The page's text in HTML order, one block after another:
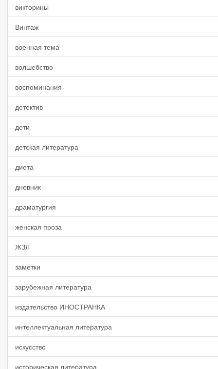
викторины
Винтаж
военная тема
волшебство
воспоминания
детектив
дети
детская литература
диета
дневник
драматургия
женская проза
ЖЗЛ
заметки
зарубежная литература
издательство ИНОСТРАНКА
интеллектуальная литература
искусство
историческая литература